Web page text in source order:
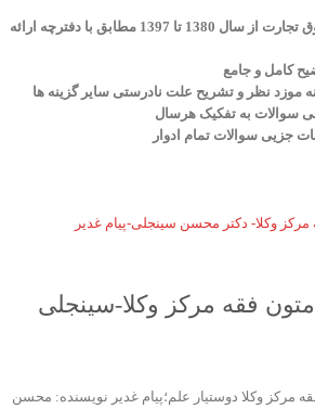
گرداوری 20 دوره سوالات حقوق تجارت از سال 1380 تا 1397 مطابق با دفترچه ارائه
کامل و جامع
موزد نظر و تشریح علت نادرستی سایر گزینه ها
سوالات به تفکیک هرسال
جزیی سوالات تمام ادوار
متون فقه مرکز وکلا دوستیار علم؛پیام غدیر نویسنده: محسن